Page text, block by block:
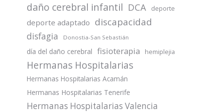
daño cerebral infantil DCA deporte
deporte adaptado discapacidad
disfagia Donostia-San Sebastián
día del daño cerebral fisioterapia hemiplejia
Hermanas Hospitalarias
Hermanas Hospitalarias Acamán
Hermanas Hospitalarias Tenerife
Hermanas Hospitalarias Valencia